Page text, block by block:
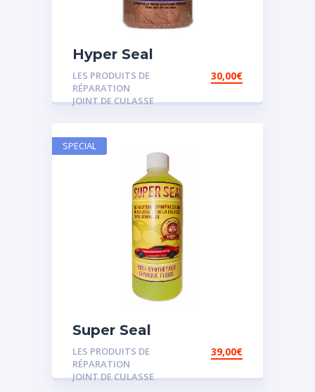
Hyper Seal
LES PRODUITS DE
RÉPARATION
JOINT DE CULASSE
30,00€
Super Seal
LES PRODUITS DE
RÉPARATION
JOINT DE CULASSE
39,00€
SPECIAL